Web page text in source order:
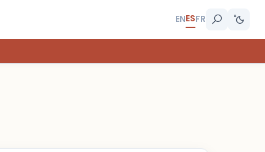
ENESFR